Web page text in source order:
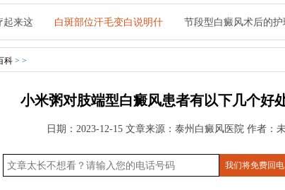
起来这 白斑部位汗毛变白说明什 节段型白癜风术后的护
科 > >
小米粥对肢端型白癜风患者有以下几个好处
日期：2023-12-15 文章来源： 泰州白癜风医院 作者：